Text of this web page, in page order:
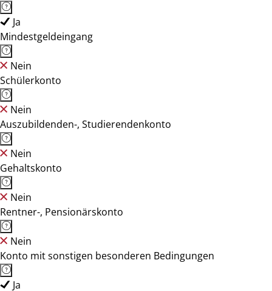
Ja
Mindestgeldeingang
Nein
Schülerkonto
Nein
Auszubildenden-, Studierendenkonto
Nein
Gehaltskonto
Nein
Rentner-, Pensionärskonto
Nein
Konto mit sonstigen besonderen Bedingungen
Ja